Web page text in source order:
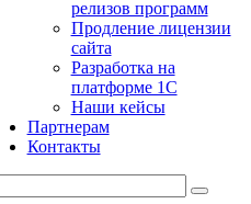
релизов программ
Продление лицензии
сайта
Разработка на
платформе 1С
Наши кейсы
Партнерам
Контакты